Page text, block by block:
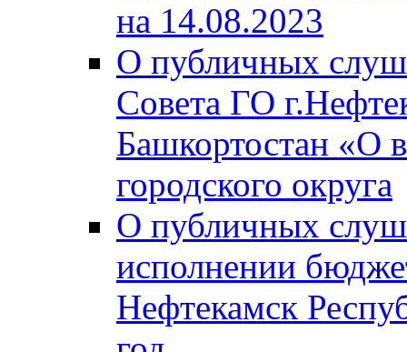
на 14.08.2023
О публичных
Совета ГО
Башкортостан «О
городского округа
О публичных
исполнении
Нефтекамск